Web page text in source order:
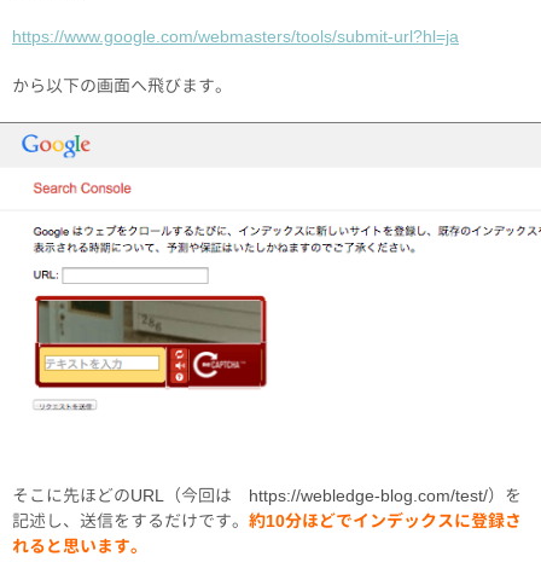
https://www.google.com/webmasters/tools/submit-url?hl=ja
から以下の画面へ飛びます。
そこに先ほどのURL（今回は https://webledge-blog.com/test/）を
記述し、送信をするだけです。 約10分ほどでインデックスに登録さ
れると思います。